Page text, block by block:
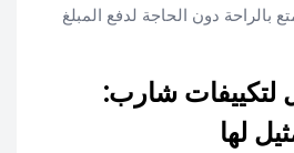
بالراحة دون الحاجة لدفع المبلغ
لتكييفات شارب:
لها